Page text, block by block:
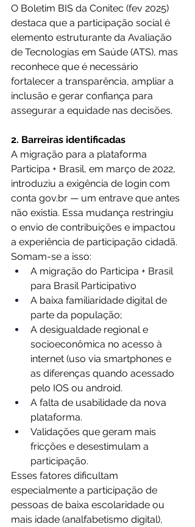
O Boletim BIS da Conitec (fev 2025)
destaca que a participação social é
elemento estruturante da Avaliação
de Tecnologias em Saúde (ATS), mas
reconhece que é necessário
fortalecer a transparência, ampliar a
inclusão e gerar confiança para
assegurar a equidade nas decisões.
2. Barreiras identificadas
A migração para a plataforma
Participa + Brasil, em março de 2022,
introduziu a exigência de login com
conta gov.br — um entrave que antes
não existia. Essa mudança restringiu
o envio de contribuições e impactou
a experiência de participação cidadã.
Somam-se a isso:
A migração do Participa + Brasil
para Brasil Participativo
A baixa familiaridade digital de
parte da população;
A desigualdade regional e
socioeconômica no acesso à
internet (uso via smartphones e
as diferenças quando acessado
pelo IOS ou android.
A falta de usabilidade da nova
plataforma.
Validações que geram mais
fricções e desestimulam a
participação.
Esses fatores dificultam
especialmente a participação de
pessoas de baixa escolaridade ou
mais idade (analfabetismo digital),